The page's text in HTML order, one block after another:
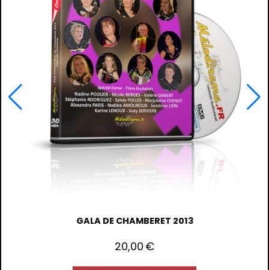
GALA DE CHAMBERET 2012 VOL 2
20,00 €